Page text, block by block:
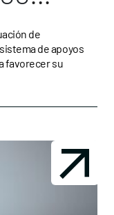
para
de
de apoyos
favorecer su